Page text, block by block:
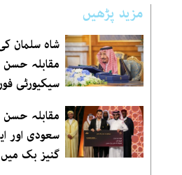
مزید پڑھیں
شاہ سلمان
مقابلہ حسن
سیکیورٹی
مقابلہ حسن
سعودی اور
گنیز بک میں 6 ریکارڈ